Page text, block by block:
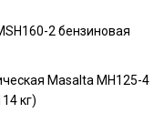
2 бензиновая
Masalta MH125-4
кг)